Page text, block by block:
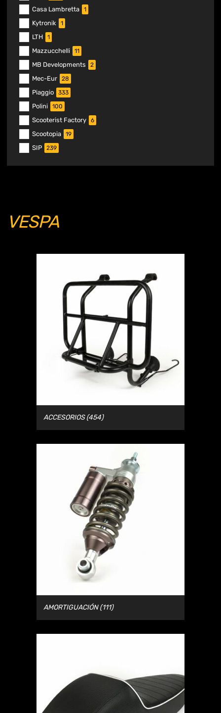
VESPA
ACCESORIOS(454)
AMORTIGUACIÓN(111)
Casa Lambretta 1
Kytronik 1
LTH 1
Mazzucchelli 11
MB Developments 2
Mec-Eur 28
Piaggio 333
Polini 100
Scooterist Factory 6
Scootopia 19
SIP 239